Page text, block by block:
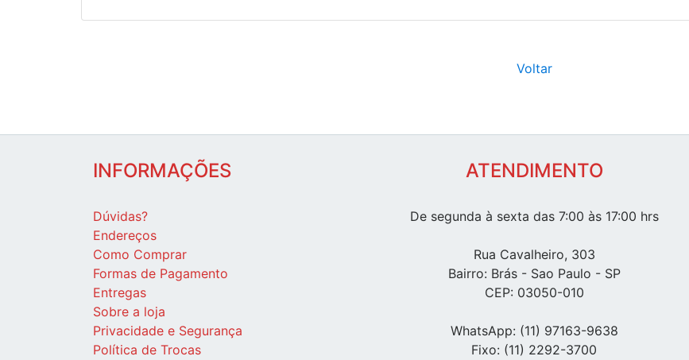
Voltar
INFORMAÇÕES
Dúvidas?
Endereços
Como Comprar
Formas de Pagamento
Entregas
Sobre a loja
Privacidade e Segurança
Política de Trocas
ATENDIMENTO
De segunda à sexta das 7:00 às 17:00 hrs
Rua Cavalheiro, 303
Bairro: Brás - Sao Paulo - SP
CEP: 03050-010
WhatsApp: (11) 97163-9638
Fixo: (11) 2292-3700